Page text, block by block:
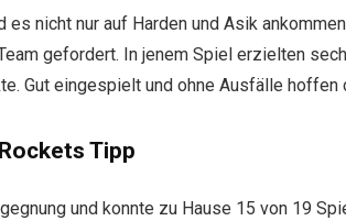
es nicht nur auf Harden und Asik
gefordert. In jenem Spiel erzielten
Gut eingespielt und ohne Ausfälle
Tipp
und konnte zu Hause 15 von 19